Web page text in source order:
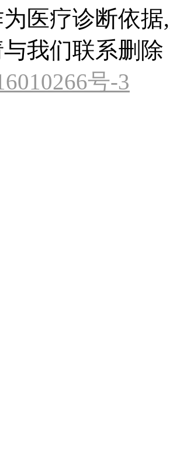
医疗诊断依
我们联系删除
号-3